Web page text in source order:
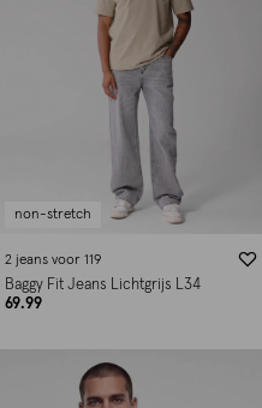
non-stretch
2 jeans voor 119
Baggy Fit Jeans Lichtgrijs L34
69.99